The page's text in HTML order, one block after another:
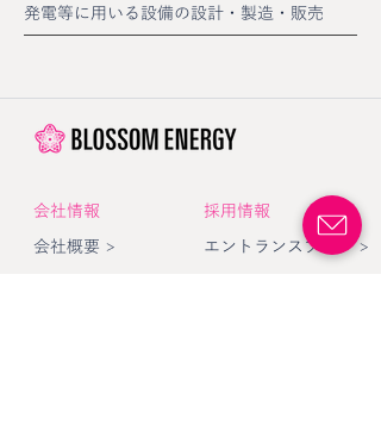
発電等に⽤いる設備の設計・製造・販売
​会社情報
会社概要 >
採用情報
エントランスブック >